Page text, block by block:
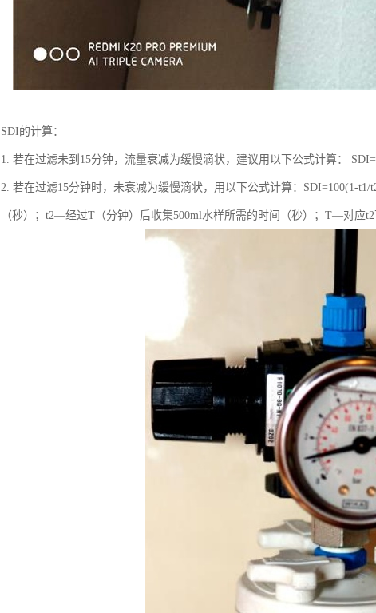
SDI的计算：
1. 若在过滤未到15分钟，流量衰减为缓慢滴状，建议用以下公式计算：
2. 若在过滤15分钟时，未衰减为缓慢滴状，用以下公式计算：SDI=100(1-
（秒）；t2—经过T（分钟）后收集500ml水样所需的时间（秒）；T—对应t2